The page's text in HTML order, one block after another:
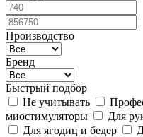
Производство
Бренд
Быстрый подбор
Не учитывать
миостимуляторы
Для
Для ягодиц и бедер